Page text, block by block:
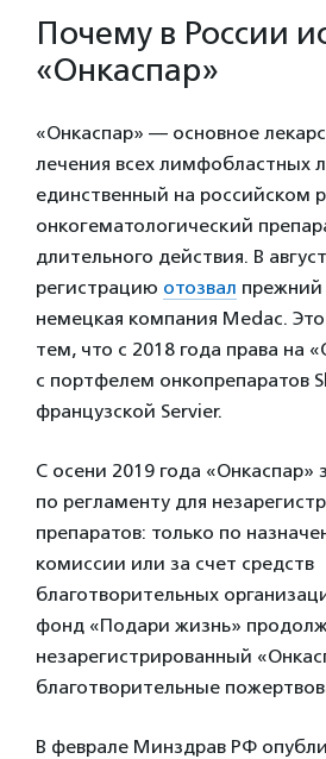
Почему в России
«Онкаспар»
«Онкаспар» — основное
лечения всех лимфобластных
единственный на российском
онкогематологический
длительного действия. В
регистрацию отозвал прежний
немецкая компания Medac.
тем, что с 2018 года права на
с портфелем онкопрепаратов
французской Servier.
С осени 2019 года «Онкаспар»
по регламенту для
препаратов: только по
комиссии или за счет средств
благотворительных
фонд «Подари жизнь»
незарегистрированный
благотворительные
В феврале Минздрав РФ